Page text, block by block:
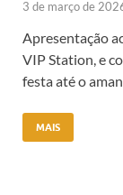
3 de março de
Apresentação
VIP Station, e
festa até o
MAIS